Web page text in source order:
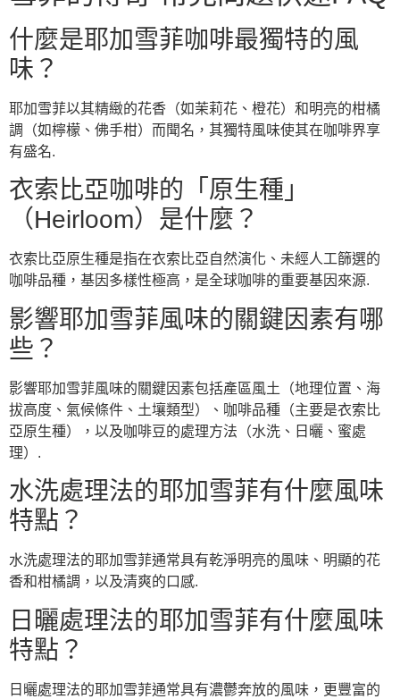
什麼是耶加雪菲咖啡最獨特的風
味？
耶加雪菲以其精緻的花香（如茉莉花、橙花）和明亮的柑橘
調（如檸檬、佛手柑）而聞名，其獨特風味使其在咖啡界享
有盛名.
衣索比亞咖啡的「原生種」
（Heirloom）是什麼？
衣索比亞原生種是指在衣索比亞自然演化、未經人工篩選的
咖啡品種，基因多樣性極高，是全球咖啡的重要基因來源.
影響耶加雪菲風味的關鍵因素有哪
些？
影響耶加雪菲風味的關鍵因素包括產區風土（地理位置、海
拔高度、氣候條件、土壤類型）、咖啡品種（主要是衣索比
亞原生種），以及咖啡豆的處理方法（水洗、日曬、蜜處
理）.
水洗處理法的耶加雪菲有什麼風味
特點？
水洗處理法的耶加雪菲通常具有乾淨明亮的風味、明顯的花
香和柑橘調，以及清爽的口感.
日曬處理法的耶加雪菲有什麼風味
特點？
日曬處理法的耶加雪菲通常具有濃鬱奔放的風味，更豐富的